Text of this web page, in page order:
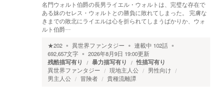
名門ウォルト伯爵の長男ライエル・ウォルトは、完璧な存在で
ある妹のセレス・ウォルトとの勝負に敗れてしまった。 完膚な
きまでの敗北にライエルは心を折られてしまうばかりか、ウォ
ルト伯爵…
★202 異世界ファンタジー 連載中 102話
692,657文字 2026年8月9日 19:00更新
残酷描写有り 暴力描写有り 性描写有り
異世界ファンタジー 現地主人公
男性向け
男主人公
冒険者 貴種流離譚